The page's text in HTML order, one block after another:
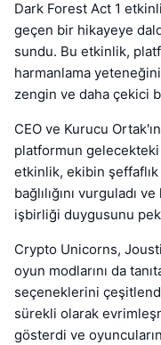
Dark Forest Act 1
geçen bir hikayeye
sundu. Bu etkinlik,
harmanlama
zengin ve daha çekici
CEO ve Kurucu
platformun
etkinlik, ekibin şeffaflık
bağlılığını vurguladı
işbirliği duygusunu
Crypto Unicorns,
oyun modlarını da
seçeneklerini
sürekli olarak
gösterdi ve